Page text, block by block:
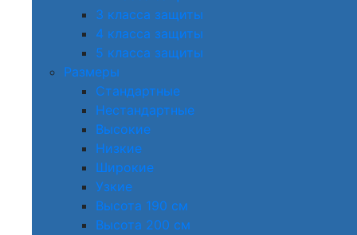
3 класса защиты
4 класса защиты
5 класса защиты
Размеры
Стандартные
Нестандартные
Высокие
Низкие
Широкие
Узкие
Высота 190 см
Высота 200 см